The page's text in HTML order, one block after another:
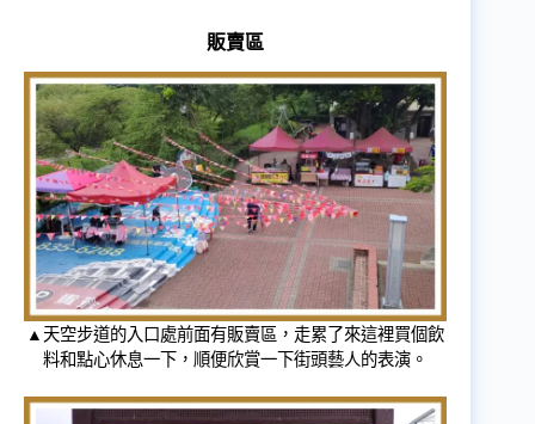
販賣區
▲天空步道的入口處前面有販賣區，走累了來這裡買個飲
料和點心休息一下，順便欣賞一下街頭藝人的表演。